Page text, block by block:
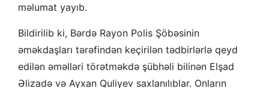
məlumat yayıb.
Bildirilib ki, Bərdə Rayon Polis Şöbəsinin
əməkdaşları tərəfindən keçirilən tədbirlərlə qeyd
edilən əməlləri törətməkdə şübhəli bilinən Elşad
Əlizadə və Ayxan Quliyev saxlanılıblar. Onların